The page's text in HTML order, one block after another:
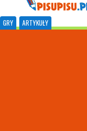
GRY ARTYKUŁY